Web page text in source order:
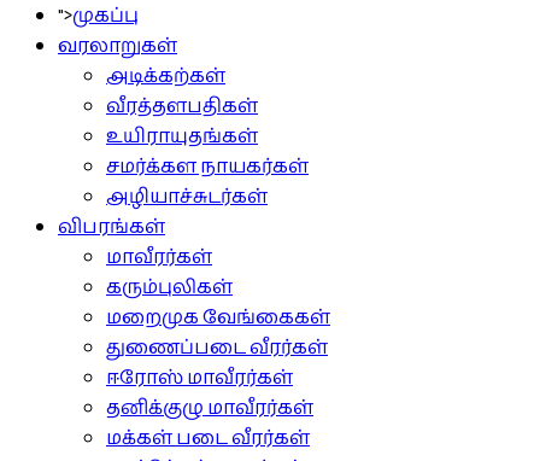
">முகப்பு
வரலாறுகள்
அடிக்கற்கள்
வீரத்தளபதிகள்
உயிராயுதங்கள்
சமர்க்கள நாயகர்கள்
அழியாச்சுடர்கள்
விபரங்கள்
மாவீரர்கள்
கரும்புலிகள்
மறைமுக வேங்கைகள்
துணைப்படை வீரர்கள்
ஈரோஸ் மாவீரர்கள்
தனிக்குழு மாவீரர்கள்
மக்கள் படை வீரர்கள்